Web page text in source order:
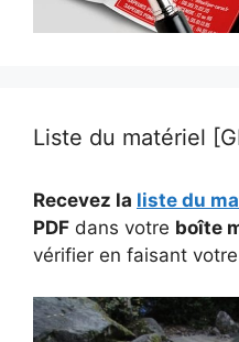
Liste du matériel
Recevez la liste du
PDF dans votre boîte
vérifier en faisant